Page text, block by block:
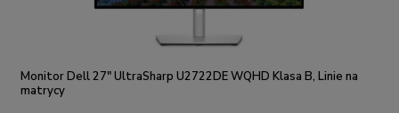
Monitor Dell 27" UltraSharp U2722DE WQHD Klasa B, Linie na
matrycy